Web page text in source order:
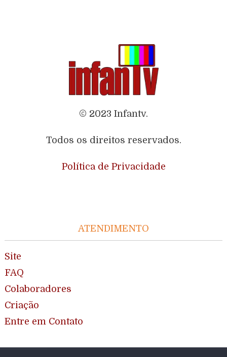
© 2023 Infantv.
Todos os direitos reservados.
Política de Privacidade
ATENDIMENTO
Site
FAQ
Colaboradores
Criação
Entre em Contato